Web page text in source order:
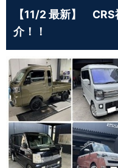
【11/2 最新】
介！！